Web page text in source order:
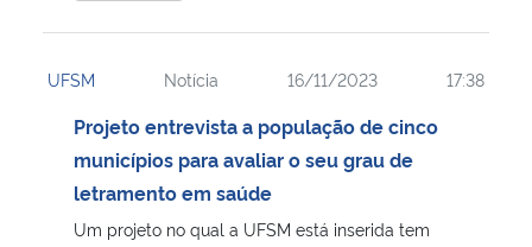
UFSM Notícia 16/11/2023 17:38
Projeto entrevista a população de cinco
municípios para avaliar o seu grau de
letramento em saúde
Um projeto no qual a UFSM está inserida tem